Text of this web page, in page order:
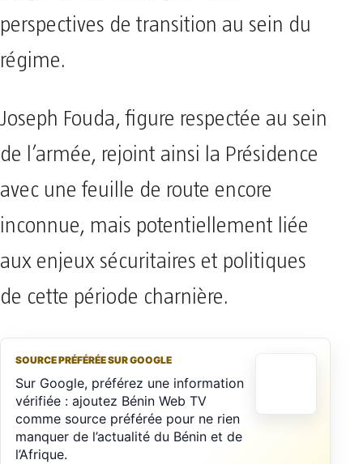
perspectives de transition au sein du
régime.
Joseph Fouda, figure respectée au sein
de l’armée, rejoint ainsi la Présidence
avec une feuille de route encore
inconnue, mais potentiellement liée
aux enjeux sécuritaires et politiques
de cette période charnière.
SOURCE PRÉFÉRÉE SUR GOOGLE
Sur Google, préférez une information
vérifiée : ajoutez Bénin Web TV
comme source préférée pour ne rien
manquer de l’actualité du Bénin et de
l’Afrique.